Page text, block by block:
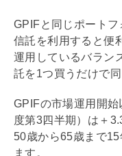
GPIFと同じポート
信託を利用すると便
運用しているバラン
託を1つ買うだけで
GPIFの市場運用開
度第3四半期）は＋
50歳から65歳まで
ます。